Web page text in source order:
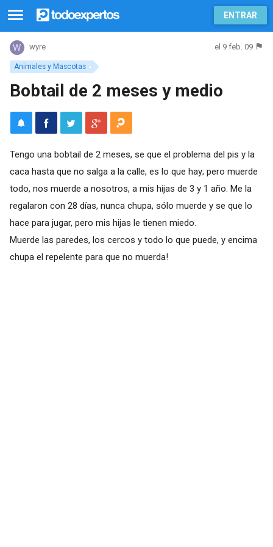
ENTRAR
Animales y Mascotas
wyre el 9 feb. 09
Bobtail de 2 meses y medio
Tengo una bobtail de 2 meses, se que el problema del pis y la
caca hasta que no salga a la calle, es lo que hay; pero muerde
todo, nos muerde a nosotros, a mis hijas de 3 y 1 año. Me la
regalaron con 28 días, nunca chupa, sólo muerde y se que lo
hace para jugar, pero mis hijas le tienen miedo.
Muerde las paredes, los cercos y todo lo que puede, y encima
chupa el repelente para que no muerda!